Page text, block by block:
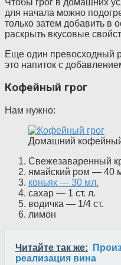
для начала можно
только затем добавить в
раскрыть вкусовые
Еще один превосходный
это напиток с
Кофейный грог
Нам нужно:
Домашний кофейный
Свежезаваренный
ямайский ром — 40
коньяк — 30 мл.
сахар — 1 ст. л.
водичка — 1/4 ст.
лимон
Читайте так же:
реализация вина